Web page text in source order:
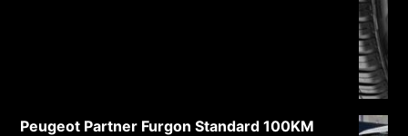
Peugeot Partner Furgon Standard 100KM